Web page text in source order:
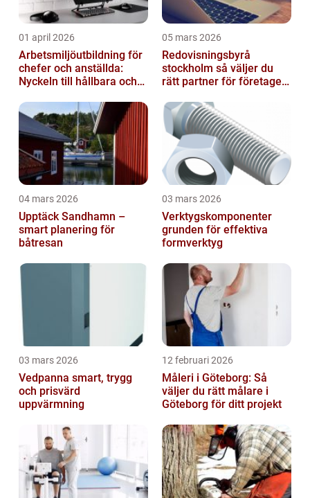
01 april 2026
Arbetsmiljöutbildning för
chefer och anställda:
Nyckeln till hållbara och
05 mars 2026
Redovisningsbyrå
stockholm så väljer du
rätt partner för företagets
04 mars 2026
Upptäck Sandhamn –
smart planering för
båtresan
03 mars 2026
Verktygskomponenter
grunden för effektiva
formverktyg
03 mars 2026
Vedpanna smart, trygg
och prisvärd
uppvärmning
12 februari 2026
Måleri i Göteborg: Så
väljer du rätt målare i
Göteborg för ditt projekt